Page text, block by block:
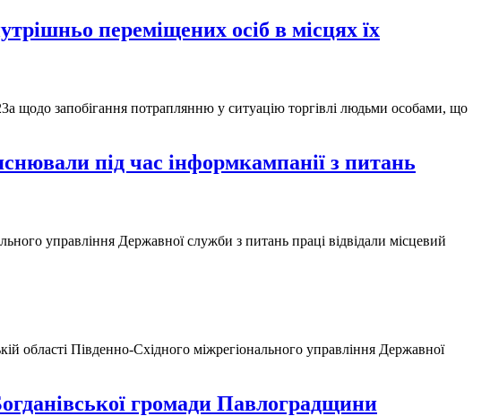
переміщених осіб в місцях їх
щодо запобігання потраплянню у ситуацію торгівлі людьми особами, що
під час інформкампанії з питань
управління Державної служби з питань праці відвідали місцевий
області Південно-Східного міжрегіонального управління Державної
громади Павлоградщини